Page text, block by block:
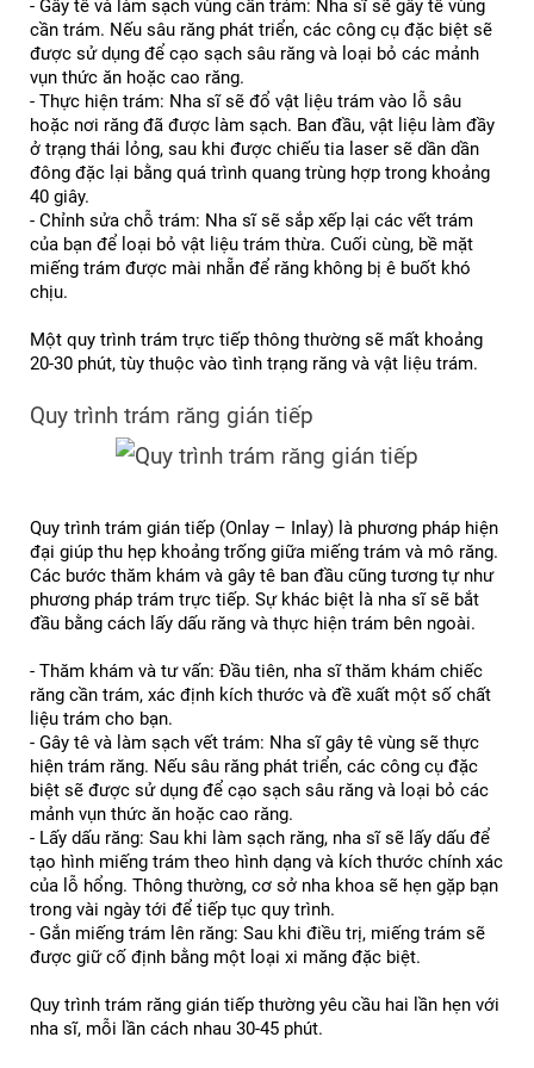
- Gây tê và làm sạch vùng cần trám: Nha sĩ sẽ gây tê vùng
cần trám. Nếu sâu răng phát triển, các công cụ đặc biệt sẽ
được sử dụng để cạo sạch sâu răng và loại bỏ các mảnh
vụn thức ăn hoặc cao răng.
- Thực hiện trám: Nha sĩ sẽ đổ vật liệu trám vào lỗ sâu
hoặc nơi răng đã được làm sạch. Ban đầu, vật liệu làm đầy
ở trạng thái lỏng, sau khi được chiếu tia laser sẽ dần dần
đông đặc lại bằng quá trình quang trùng hợp trong khoảng
40 giây.
- Chỉnh sửa chỗ trám: Nha sĩ sẽ sắp xếp lại các vết trám
của bạn để loại bỏ vật liệu trám thừa. Cuối cùng, bề mặt
miếng trám được mài nhẵn để răng không bị ê buốt khó
chịu.
Một quy trình trám trực tiếp thông thường sẽ mất khoảng
20-30 phút, tùy thuộc vào tình trạng răng và vật liệu trám.
Quy trình trám răng gián tiếp
Quy trình trám gián tiếp (Onlay – Inlay) là phương pháp hiện
đại giúp thu hẹp khoảng trống giữa miếng trám và mô răng.
Các bước thăm khám và gây tê ban đầu cũng tương tự như
phương pháp trám trực tiếp. Sự khác biệt là nha sĩ sẽ bắt
đầu bằng cách lấy dấu răng và thực hiện trám bên ngoài.
- Thăm khám và tư vấn: Đầu tiên, nha sĩ thăm khám chiếc
răng cần trám, xác định kích thước và đề xuất một số chất
liệu trám cho bạn.
- Gây tê và làm sạch vết trám: Nha sĩ gây tê vùng sẽ thực
hiện trám răng. Nếu sâu răng phát triển, các công cụ đặc
biệt sẽ được sử dụng để cạo sạch sâu răng và loại bỏ các
mảnh vụn thức ăn hoặc cao răng.
- Lấy dấu răng: Sau khi làm sạch răng, nha sĩ sẽ lấy dấu để
tạo hình miếng trám theo hình dạng và kích thước chính xác
của lỗ hổng. Thông thường, cơ sở nha khoa sẽ hẹn gặp bạn
trong vài ngày tới để tiếp tục quy trình.
- Gắn miếng trám lên răng: Sau khi điều trị, miếng trám sẽ
được giữ cố định bằng một loại xi măng đặc biệt.
Quy trình trám răng gián tiếp thường yêu cầu hai lần hẹn với
nha sĩ, mỗi lần cách nhau 30-45 phút.